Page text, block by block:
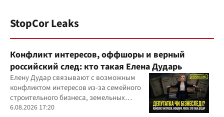
StopCor Leaks
Конфликт интересов, оффшоры и верный
российский след: кто такая Елена Дударь
Елену Дудар связывают с возможным
конфликтом интересов из-за семейного
строительного бизнеса, земельных
скандалов, судебных дел
6.08.2026 17:20